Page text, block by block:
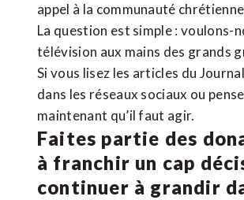
appel à la communauté
La question est simple : voulons-
télévision aux mains des grands
Si vous lisez les articles du
dans les réseaux sociaux ou
maintenant qu’il faut agir.
Faites partie des
à franchir un cap
continuer à grandir